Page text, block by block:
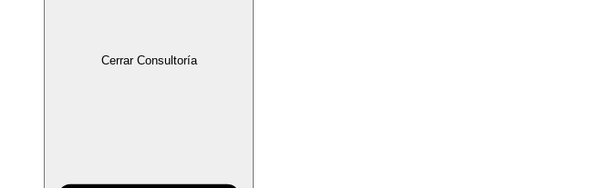
Cerrar Consultoría